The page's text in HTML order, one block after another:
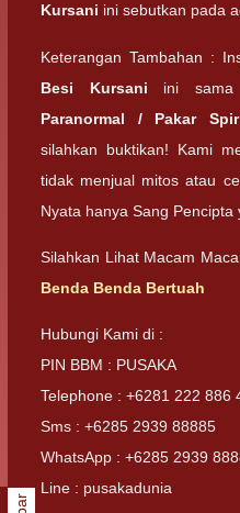
Kursani ini sebutkan pada
Keterangan Tambahan :
Besi Kursani ini sama
Paranormal / Pakar
silahkan buktikan! Kami
tidak menjual mitos atau
Nyata hanya Sang Pencipta
Silahkan Lihat Macam
Benda Benda Bertuah
Hubungi Kami di :
PIN BBM : PUSAKA
Telephone : +6281 222 886
Sms : +6285 2939 88885
WhatsApp : +6285 2939
Line : pusakadunia